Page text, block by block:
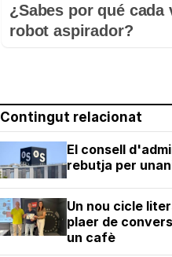
¿Sabes por qué cada
robot aspirador?
Contingut relacionat
El consell
rebutja per
Un nou cicle
plaer de
un cafè